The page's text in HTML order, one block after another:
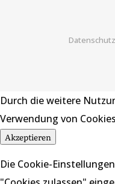
Durch die weitere
Verwendung von
Akzeptieren
Die Cookie-